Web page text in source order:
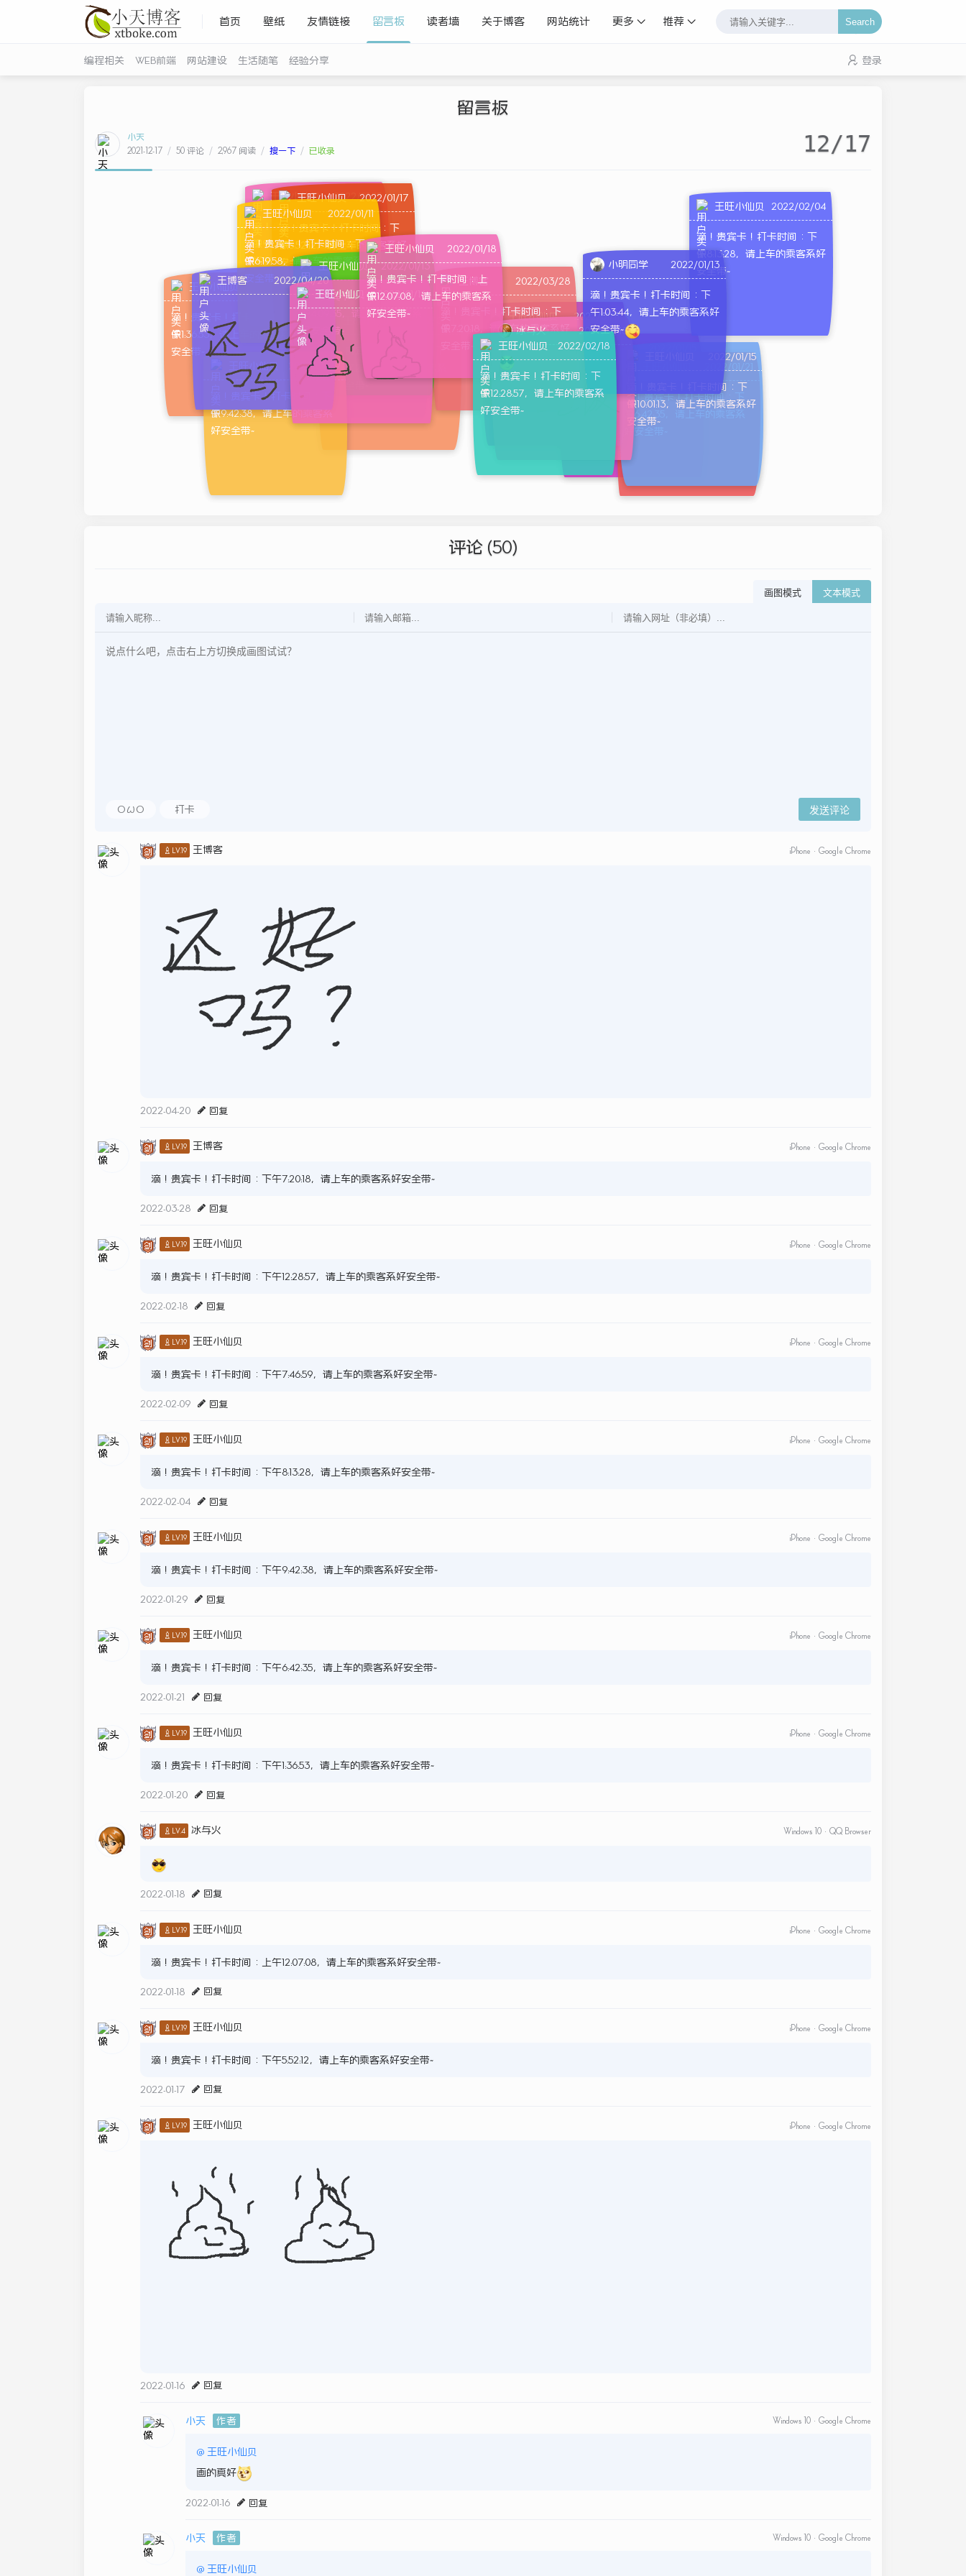
首页 壁纸 友情链接 留言板 读者墙 关于博客 网站统计 更多 推荐 Search
编程相关 WEB前端 网站建设 生活随笔 经验分享 登录
留言板
小天
2021-12-17 / 50 评论 / 2,967 阅读 / 搜一下 / 已收录 12/17
王博客 2022/04/20 王博客 2022/03/28
滴！贵宾卡！打卡时间：下
午7:20:18，请上车的乘客系好
王旺小仙贝 2022/02/18
滴！贵宾卡！打卡时间：下
午12:28:57，请上车的乘客系
好安全带~
王旺小仙贝 2022/02/09
滴！贵宾卡！打卡时间：下
午7:46:59，请上车的乘客系
好安全带~
王旺小仙贝 2022/02/04
滴！贵宾卡！打卡时间：下
午8:13:28，请上车的乘客系好
安全带~
王旺小仙贝 2022/01/29
滴！贵宾卡！打卡时间：下
午9:42:38，请上车的乘客系
好安全带~
2022/01/21
滴！贵宾卡！打卡时间：下
午6:42:35，请上车的乘客系
好安全带~
王旺小仙贝 2022/01/20
滴！贵宾卡！打卡时间：下
午1:36:53，请上车的乘客系好
安全带~
冰与火 2022/01/18
王旺小仙贝 2022/01/18
滴！贵宾卡！打卡时间：上
午12:07:08，请上车的乘客系
好安全带~
王旺小仙贝 2022/01/17
滴！贵宾卡！打卡时间：下
午5:52:12，请上车的乘客系好
安全带~
王旺小仙贝 2022/01/16
2022/01/15
滴！贵宾卡！打卡时间：下
午10:01:13，请上车的乘客系好
安全带~
王旺小仙贝 2022/01/15
滴！贵宾卡！打卡时间：下
午9:50:45，请上车的乘客系
好安全带~
小天
滴！贵宾卡！打卡时间：下
午9:22:13，请上车的乘客系好
王旺小仙贝 2022/01/13
滴！贵宾卡！打卡时间：下
午4:09:35，请上车的乘客系
好安全带~
小明同学 2022/01/13
滴！贵宾卡！打卡时间：下
午1:03:44，请上车的乘客系好
安全带~
王旺小仙贝
滴！贵宾卡！打卡时间：下
午6:47:23，请上车的乘客系
王旺小仙贝 2022/01/11
滴！贵宾卡！打卡时间：下
午6:19:58，请上车的乘客系好
安全带~
王旺小仙贝 2022/01/11
评论 (50)
画图模式 文本模式
OωO 打卡 发送评论
♙LV.19 王博客 iPhone · Google Chrome
2022-04-20 回复
♙LV.19 王博客 iPhone · Google Chrome
滴！贵宾卡！打卡时间：下午7:20:18，请上车的乘客系好安全带~
2022-03-28 回复
♙LV.19 王旺小仙贝 iPhone · Google Chrome
滴！贵宾卡！打卡时间：下午12:28:57，请上车的乘客系好安全带~
2022-02-18 回复
♙LV.19 王旺小仙贝 iPhone · Google Chrome
滴！贵宾卡！打卡时间：下午7:46:59，请上车的乘客系好安全带~
2022-02-09 回复
♙LV.19 王旺小仙贝 iPhone · Google Chrome
滴！贵宾卡！打卡时间：下午8:13:28，请上车的乘客系好安全带~
2022-02-04 回复
♙LV.19 王旺小仙贝 iPhone · Google Chrome
滴！贵宾卡！打卡时间：下午9:42:38，请上车的乘客系好安全带~
2022-01-29 回复
♙LV.19 王旺小仙贝 iPhone · Google Chrome
滴！贵宾卡！打卡时间：下午6:42:35，请上车的乘客系好安全带~
2022-01-21 回复
♙LV.19 王旺小仙贝 iPhone · Google Chrome
滴！贵宾卡！打卡时间：下午1:36:53，请上车的乘客系好安全带~
2022-01-20 回复
♙LV.4 冰与火 Windows 10 · QQ Browser
2022-01-18 回复
♙LV.19 王旺小仙贝 iPhone · Google Chrome
滴！贵宾卡！打卡时间：上午12:07:08，请上车的乘客系好安全带~
2022-01-18 回复
♙LV.19 王旺小仙贝 iPhone · Google Chrome
滴！贵宾卡！打卡时间：下午5:52:12，请上车的乘客系好安全带~
2022-01-17 回复
♙LV.19 王旺小仙贝 iPhone · Google Chrome
2022-01-16 回复
小天 作者 Windows 10 · Google Chrome
@ 王旺小仙贝
画的真好
2022-01-16 回复
小天 作者 Windows 10 · Google Chrome
@ 王旺小仙贝